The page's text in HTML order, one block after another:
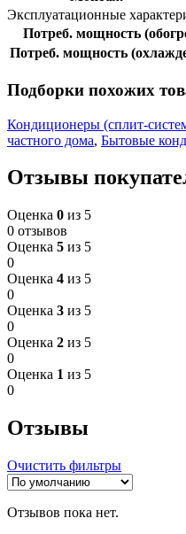
Эксплуатационные
Потреб. мощность
Потреб. мощность
Подборки похожих
Кондиционеры (сплит-
частного дома, Бытовые
Отзывы
Оценка 0 из 5
0 отзывов
Оценка 5 из 5
0
Оценка 4 из 5
0
Оценка 3 из 5
0
Оценка 2 из 5
0
Оценка 1 из 5
0
Отзывы
Очистить фильтры
Отзывов пока нет.